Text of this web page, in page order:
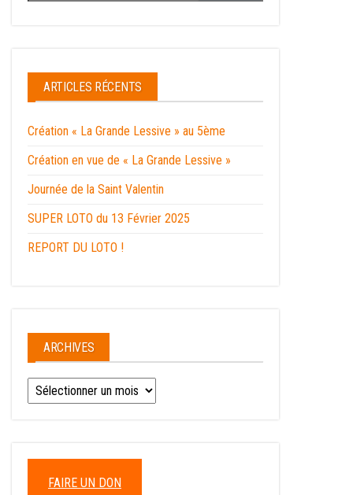
ARTICLES RÉCENTS
Création « La Grande Lessive » au 5ème
Création en vue de « La Grande Lessive »
Journée de la Saint Valentin
SUPER LOTO du 13 Février 2025
REPORT DU LOTO !
ARCHIVES
Archives
FAIRE UN DON